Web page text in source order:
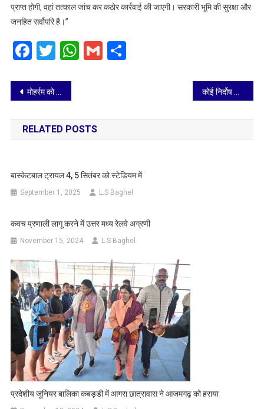
प्राप्त होगी, वहां तत्काल जांच कर कठोर कार्रवाई की जाएगी। सरकारी भूमि की सुरक्षा और
जनहित सर्वोपरि है।”
Facebook
Twitter
WhatsApp
GmailShare
Post
navigation
मोहर्रम को लेकर नगर निगम अलर्ट, ताजिया मार्गों पर पैचवर्क, लाइटिंग और सफाई अभियान तेज
RELATED POSTS
बास्केटबाल ट्रायल 4, 5 सितंबर को स्टेडियम में
September 1, 2025 L.S Baghel
कवच प्रणाली लागू करने में उत्तर मध्य रेलवे अग्रणी
November 15, 2024 L.S Baghel
प्रदेशीय जूनियर बालिका कबड्डी में आगरा छात्रावास ने आजमगढ़ को हराया